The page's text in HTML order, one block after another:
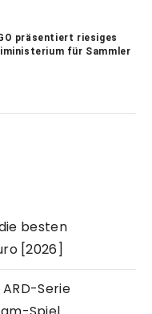
präsentiert riesiges
für Sammler
besten
[2026]
Serie